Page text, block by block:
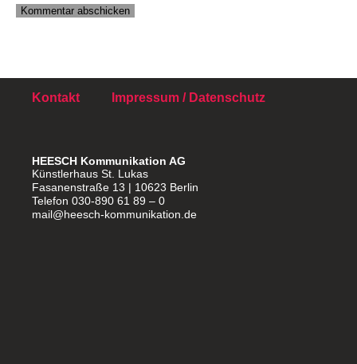
Kontakt Impressum / Datenschutz
HEESCH Kommunikation AG
Künstlerhaus St. Lukas
Fasanenstraße 13 | 10623 Berlin
Telefon 030-890 61 89 – 0
mail@heesch-kommunikation.de